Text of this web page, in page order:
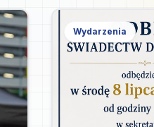
Wydarzenia